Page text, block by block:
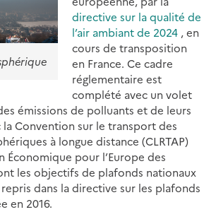
directive sur la qualité de
l’air ambiant de 2024 , en
cours de transposition
en France. Ce cadre
réglementaire est
complété avec un volet
émissions de polluants et de leurs
la Convention sur le transport des
à longue distance (CLRTAP)
Économique pour l’Europe des
les objectifs de plafonds nationaux
dans la directive sur les plafonds
en 2016.